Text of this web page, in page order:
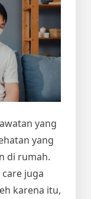
yang
yang
di rumah.
juga
karena itu,